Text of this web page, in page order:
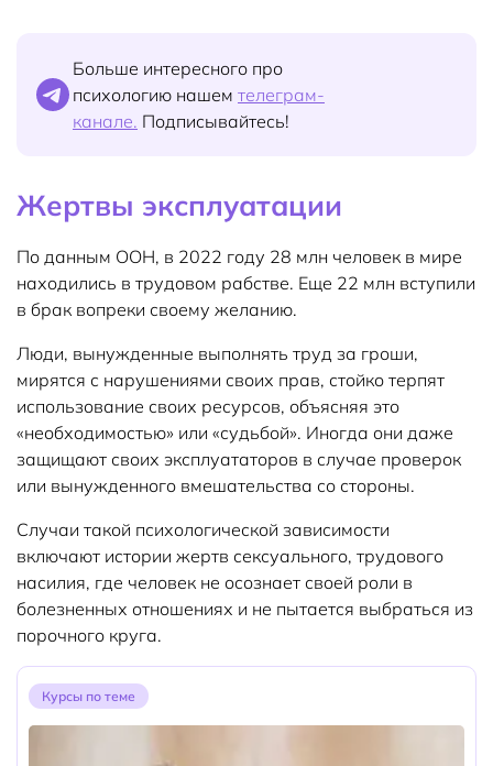
Больше интересного про
психологию нашем телеграм-
канале. Подписывайтесь!
Жертвы эксплуатации
По данным ООН, в 2022 году 28 млн человек в мире
находились в трудовом рабстве. Еще 22 млн вступили
в брак вопреки своему желанию.
Люди, вынужденные выполнять труд за гроши,
мирятся с нарушениями своих прав, стойко терпят
использование своих ресурсов, объясняя это
«необходимостью» или «судьбой». Иногда они даже
защищают своих эксплуататоров в случае проверок
или вынужденного вмешательства со стороны.
Случаи такой психологической зависимости
включают истории жертв сексуального, трудового
насилия, где человек не осознает своей роли в
болезненных отношениях и не пытается выбраться из
порочного круга.
Курсы по теме